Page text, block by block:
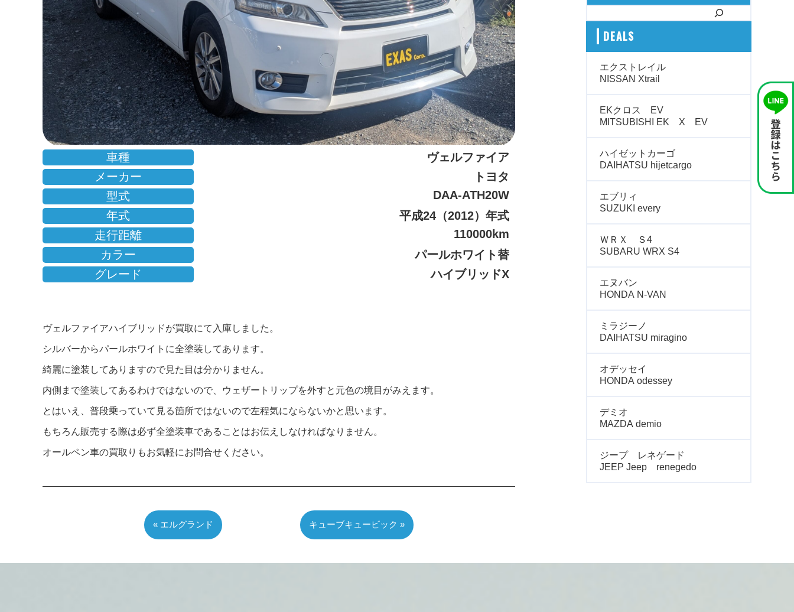
車種
ヴェルファイア
メーカー
トヨタ
型式
DAA-ATH20W
年式
平成24（2012）年式
走行距離
110000km
カラー
パールホワイト替
グレード
ハイブリッドX
ヴェルファイアハイブリッドが買取にて入庫しました。
シルバーからパールホワイトに全塗装してあります。
綺麗に塗装してありますので見た目は分かりません。
内側まで塗装してあるわけではないので、ウェザートリップを外すと元色の境目がみえます。
とはいえ、普段乗っていて見る箇所ではないので左程気にならないかと思います。
もちろん販売する際は必ず全塗装車であることはお伝えしなければなりません。
オールペン車の買取りもお気軽にお問合せください。
« エルグランド キューブキュービック »
DEALS
エクストレイル
NISSAN Xtrail
EKクロス EV
MITSUBISHI EK X EV
ハイゼットカーゴ
DAIHATSU hijetcargo
エブリィ
SUZUKI every
ＷＲＸ Ｓ4
SUBARU WRX S4
エヌバン
HONDA N-VAN
ミラジーノ
DAIHATSU miragino
オデッセイ
HONDA odessey
デミオ
MAZDA demio
ジープ レネゲード
JEEP Jeep renegedo